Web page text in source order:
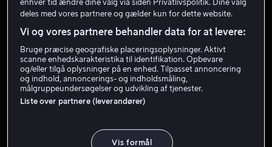
5.8 Drama 2024 1 t. 46 min
15 år
HD
Lej 49 kr
Køb 109 kr
Se trailer
enhver tid ændre dine valg via siden Privatlivspolitik. Dine valg
deles med vores partnere og gælder kun for dette website.
Vi og vores partnere behandler data for at levere:
Bruge præcise geografiske placeringsoplysninger. Aktivt
scanne enhedskarakteristika til identifikation. Opbevare
og/eller tilgå oplysninger på en enhed. Tilpasset annoncering
og indhold, annoncerings- og indholdsmåling,
målgruppeundersøgelser og udvikling af tjenester.
Liste over partnere (leverandører)
Vis formål